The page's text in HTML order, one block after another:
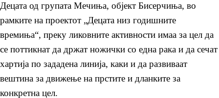
Децата од групата Мечиња, објект Бисерчиња, во
рамките на проектот „Децата низ годишните
времиња“, преку ликовните активности имаа за цел да
се поттикнат да држат ножички со една рака и да сечат
хартија по зададена линија, каки и да развиваат
вештина за движење на прстите и дланките за
конкретна цел.